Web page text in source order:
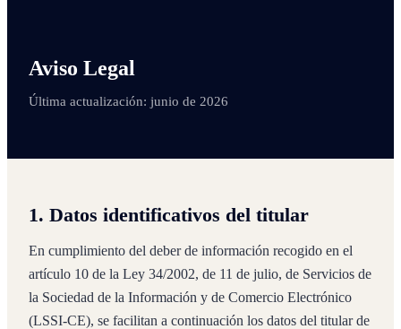
Aviso Legal
Última actualización: junio de 2026
1. Datos identificativos del titular
En cumplimiento del deber de información recogido en el
artículo 10 de la Ley 34/2002, de 11 de julio, de Servicios de
la Sociedad de la Información y de Comercio Electrónico
(LSSI-CE), se facilitan a continuación los datos del titular de